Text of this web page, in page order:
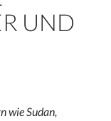
UND
wie Sudan,